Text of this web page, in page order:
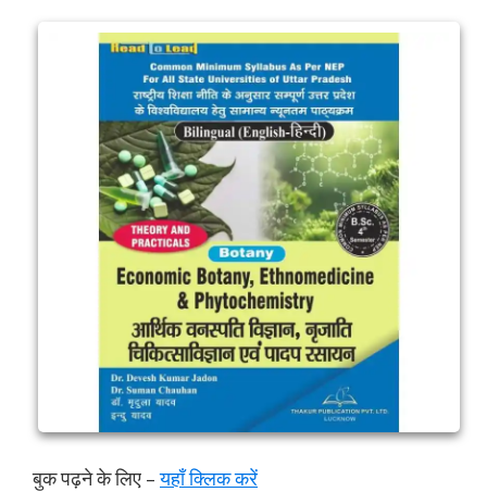
बुक पढ़ने के लिए –यहाँ क्लिक करें